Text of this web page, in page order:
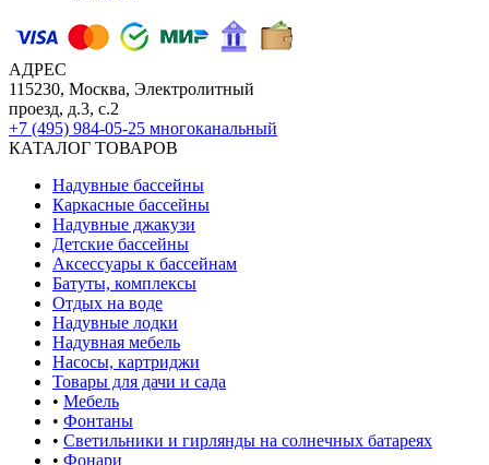
АДРЕС
115230, Москва, Электролитный
проезд, д.3, с.2
+7 (495) 984-05-25 многоканальный
КАТАЛОГ ТОВАРОВ
Надувные бассейны
Каркасные бассейны
Надувные джакузи
Детские бассейны
Аксессуары к бассейнам
Батуты, комплексы
Отдых на воде
Надувные лодки
Надувная мебель
Насосы, картриджи
Товары для дачи и сада
• Мебель
• Фонтаны
• Светильники и гирлянды на солнечных батареях
• Фонари